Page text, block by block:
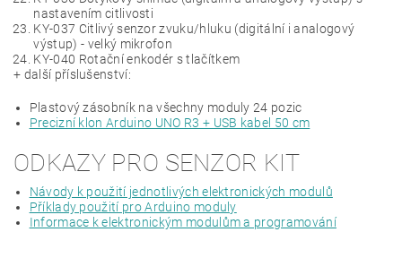
nastavením citlivosti
KY-037 Citlivý senzor zvuku/hluku (digitální i analogový
výstup) - velký mikrofon
KY-040 Rotační enkodér s tlačítkem
+ další příslušenství:
Plastový zásobník na všechny moduly 24 pozic
Precizní klon Arduino UNO R3 + USB kabel 50 cm
ODKAZY PRO SENZOR KIT
Návody k použití jednotlivých elektronických modulů
Příklady použití pro Arduino moduly
Informace k elektronickým modulům a programování